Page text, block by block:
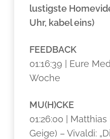
lustigste
Uhr, kabel eins)
FEEDBACK
01:16:39 | Eure
Woche
MU(H)CKE
01:26:00 |
Geige) – Vivaldi: